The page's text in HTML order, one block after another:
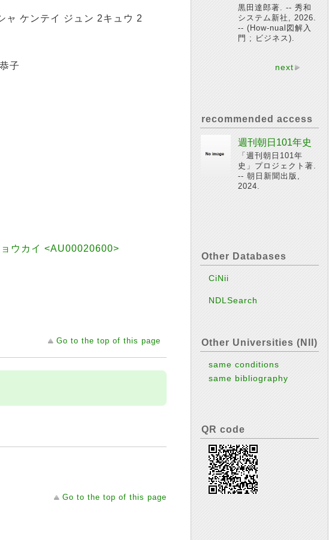
ャ ケンテイ ジュン 2キュウ 2
子
ウカイ <AU00020600>
Go to the top of this page
Go to the top of this page
黒田達郎著. -- 秀和
システム新社, 2026.
-- (How-nual図解入
門 ; ビジネス).
next
recommended access
週刊朝日101年史
「週刊朝日101年
史」プロジェクト著.
-- 朝日新聞出版,
2024.
Other Databases
CiNii
NDLSearch
Other Universities (NII)
same conditions
same bibliography
QR code